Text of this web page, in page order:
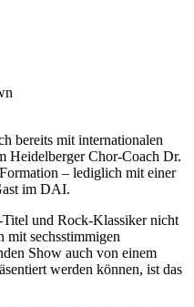
bereits mit internationalen
Heidelberger Chor-Coach Dr.
– lediglich mit einer
im DAI.
und Rock-Klassiker nicht
mit sechsstimmigen
Show auch von einem
werden können, ist das